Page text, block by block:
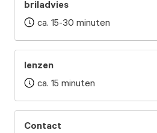
briladvies
ca. 15-30 minuten
lenzen
ca. 15 minuten
Contact